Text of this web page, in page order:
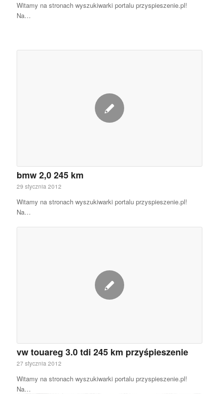
Witamy na stronach wyszukiwarki portalu przyspieszenie.pl!
Na…
bmw 2,0 245 km
29 stycznia 2012
Witamy na stronach wyszukiwarki portalu przyspieszenie.pl!
Na…
vw touareg 3.0 tdi 245 km przyśpieszenie
27 stycznia 2012
Witamy na stronach wyszukiwarki portalu przyspieszenie.pl!
Na…